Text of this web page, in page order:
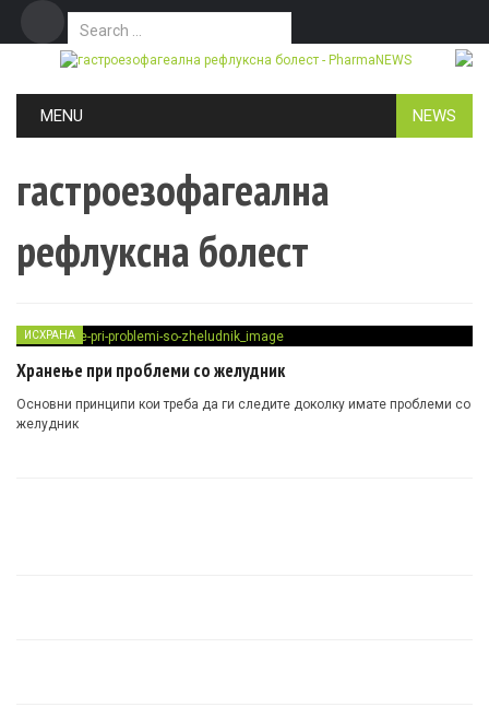
Search for:
MENU NEWS
гастроезофагеална
рефлуксна болест
ИСХРАНА
Хранење при проблеми со желудник
Основни принципи кои треба да ги следите доколку имате проблеми со
желудник